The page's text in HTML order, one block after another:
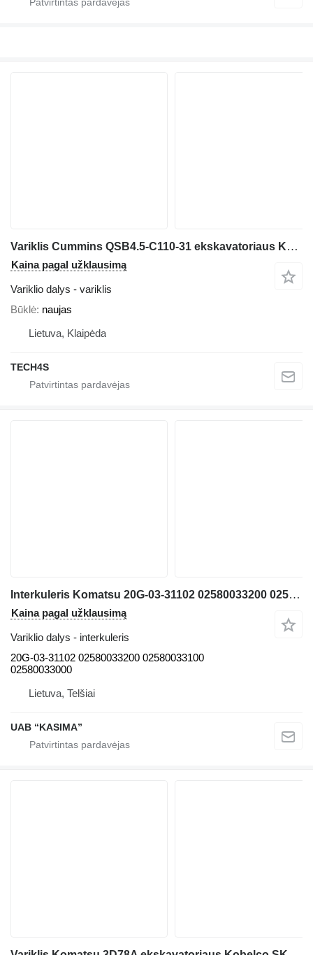
Variklis Cummins QSB4.5-C110-31 ekskavatoriaus Komatsu
Kaina pagal užklausimą
Variklio dalys - variklis
Būklė naujas
Lietuva, Klaipėda
TECH4S
Interkuleris Komatsu 20G-03-31102 02580033200 02580033100 02580033000 ekskavatoriaus Komatsu PW160-7
Kaina pagal užklausimą
Variklio dalys - interkuleris
20G-03-31102 02580033200 02580033100
02580033000
Lietuva, Telšiai
UAB “KASIMA”